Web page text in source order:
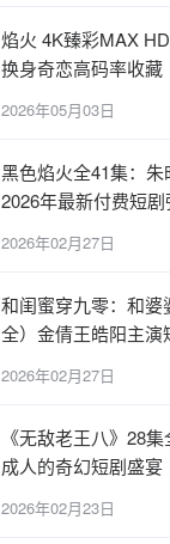
焰火 4K臻彩MAX
换身奇恋高码率收藏
2026年05月03日
黑色焰火全41集：朱
2026年最新付费短
2026年02月27日
和闺蜜穿九零：和婆
全）金倩王皓阳主演
2026年02月27日
《无敌老王八》28
成人的奇幻短剧盛宴
2026年02月23日